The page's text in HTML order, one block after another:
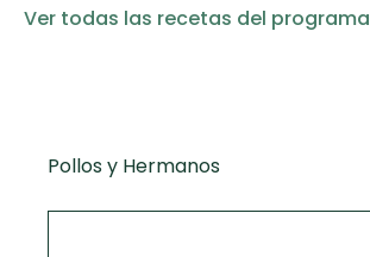
Ver todas las recetas del programa
Pollos y Hermanos